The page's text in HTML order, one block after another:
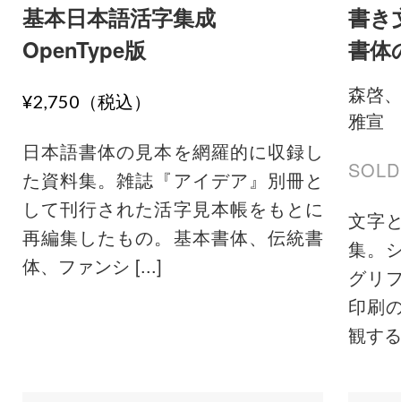
基本日本語活字集成
OpenType版
¥2,750（税込）
日本語書体の見本を網羅的に収録し
た資料集。雑誌『アイデア』別冊と
して刊行された活字見本帳をもとに
再編集したもの。基本書体、伝統書
体、ファンシ [...]
書き
書体
森啓
雅宣
文字
集。
グリ
印刷
観す